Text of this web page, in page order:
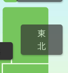
東
北